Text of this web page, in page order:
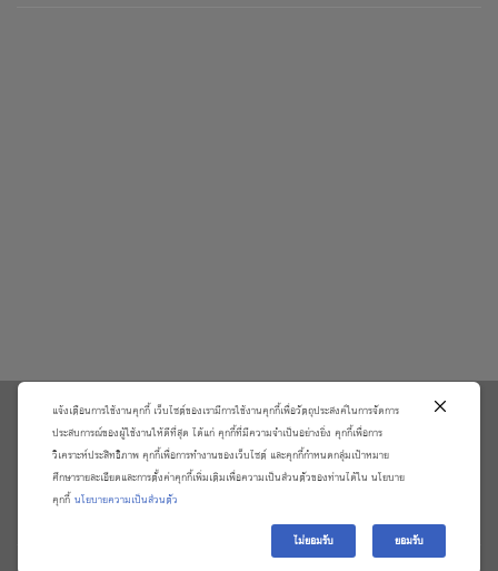
\
เกี่ยวกับเรา
วิธีการสั่งซื้อสินค้าและการรับประกันสินค้า
แจ้งชำระเงิน
ติดต่อเราและร้องเรียน
แจ้งเตือนการใช้งานคุกกี้ เว็บไซต์ของเรามีการใช้งานคุกกี้เพื่อวัตถุประสงค์ในการจัดการ
ประสบการณ์ของผู้ใช้งานให้ดีที่สุด ได้แก่ คุกกี้ที่มีความจำเป็นอย่างยิ่ง คุกกี้เพื่อการ
วิเคราะห์ประสิทธิภาพ คุกกี้เพื่อการทำงานของเว็บไซต์ และคุกกี้กำหนดกลุ่มเป้าหมาย
ศึกษารายละเอียดและการตั้งค่าคุกกี้เพิ่มเติมเพื่อความเป็นส่วนตัวของท่านได้ใน นโยบาย
คุกกี้ นโยบายความเป็นส่วนตัว
ไม่ยอมรับ ยอมรับ